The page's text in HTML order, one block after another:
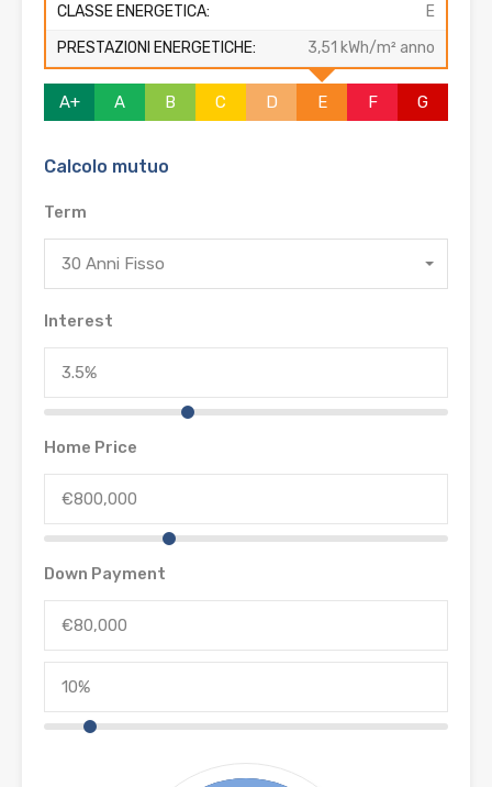
CLASSE ENERGETICA:
E
PRESTAZIONI ENERGETICHE:
3,51 kWh/m² anno
A+ A B C D E F G
Calcolo mutuo
Term
30 Anni Fisso
Interest
Home Price
Down Payment